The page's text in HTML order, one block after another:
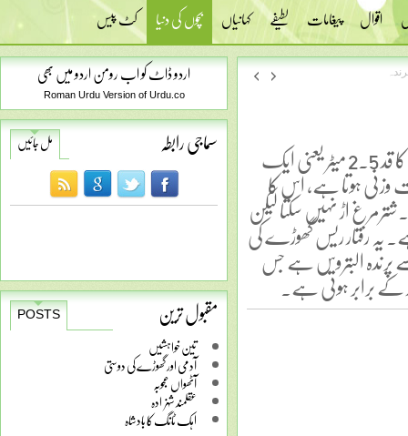
اقوال پیغامات لطیفے کہانیاں بچوں کی دنیا کٹ پیس
اردو ڈاٹ کو اب رومن اردو میں بھی
Roman Urdu Version of Urdu.co
سماجی رابطہ مل جائیں
مقبول ترین
POSTS
تین خواہشیں
آدمی اور گھوڑے کی دوستی
آٹھواں عجوبہ
عقلمند شہزادہ
اہک ٹانگ کا بادشاہ
موجود پرندوں میں شترمرغ سب سے بڑا پرندہ ہے۔ اس کا قد 2.5 میٹر یعنی ایک
وزنی ہوتا ہے، اس کا
اڑ نہیں سکتا لیکن
سکتا ہے۔ یہ رفتار ریس گھوڑے کی
البتروس ہے جس
برابر ہوتی ہے۔